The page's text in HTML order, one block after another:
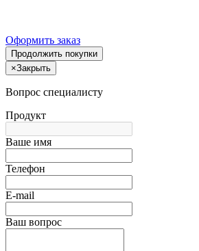
Оформить заказ
Продолжить покупки
×Закрыть
Вопрос специалисту
Продукт
Ваше имя
Телефон
E-mail
Ваш вопрос